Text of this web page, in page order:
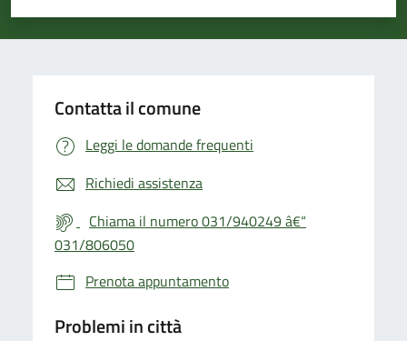
Valuta 5 stelle su 5
Valuta 4 stelle su 5
Valuta 3 stelle su 5
Valuta 2 stelle su 5
Valuta 1 stelle su 5
Contatta il comune
Leggi le domande frequenti
Richiedi assistenza
Chiama il numero 031/940249 â€“
031/806050
Prenota appuntamento
Problemi in città